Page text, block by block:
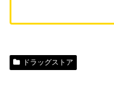
ドラッグストア